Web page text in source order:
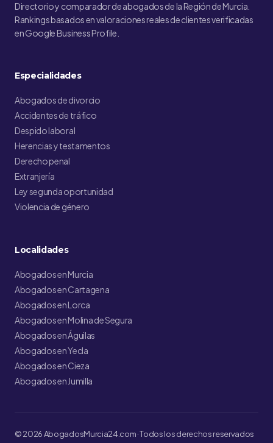
Directorio y comparador de abogados de la Región de Murcia.
Rankings basados en valoraciones reales de clientes verificadas
en Google Business Profile.
Especialidades
Abogados de divorcio
Accidentes de tráfico
Despido laboral
Herencias y testamentos
Derecho penal
Extranjería
Ley segunda oportunidad
Violencia de género
Localidades
Abogados en Murcia
Abogados en Cartagena
Abogados en Lorca
Abogados en Molina de Segura
Abogados en Águilas
Abogados en Yecla
Abogados en Cieza
Abogados en Jumilla
© 2026 AbogadosMurcia24.com · Todos los derechos reservados